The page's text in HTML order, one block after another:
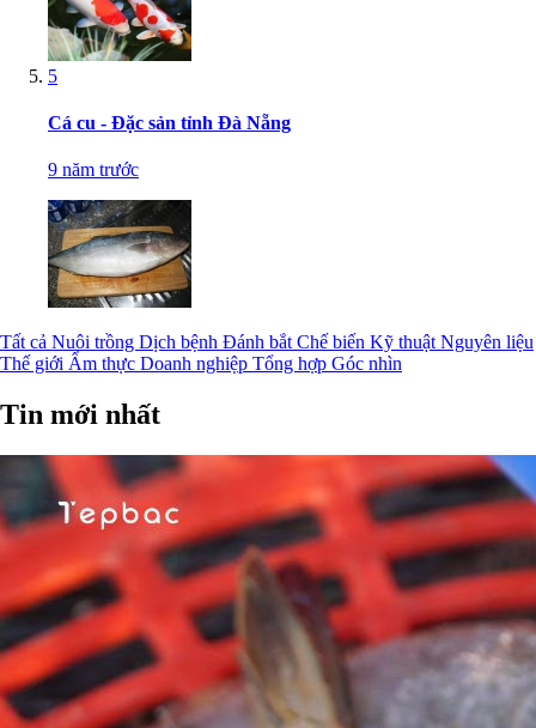
5
Cá cu - Đặc sản tỉnh Đà Nẵng
9 năm trước
Tất cả Nuôi trồng Dịch bệnh Đánh bắt Chế biến Kỹ thuật Nguyên liệu
Thế giới Ẩm thực Doanh nghiệp Tổng hợp Góc nhìn
Tin mới nhất